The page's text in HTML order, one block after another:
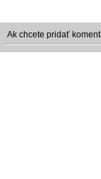
Ak chcete pridať